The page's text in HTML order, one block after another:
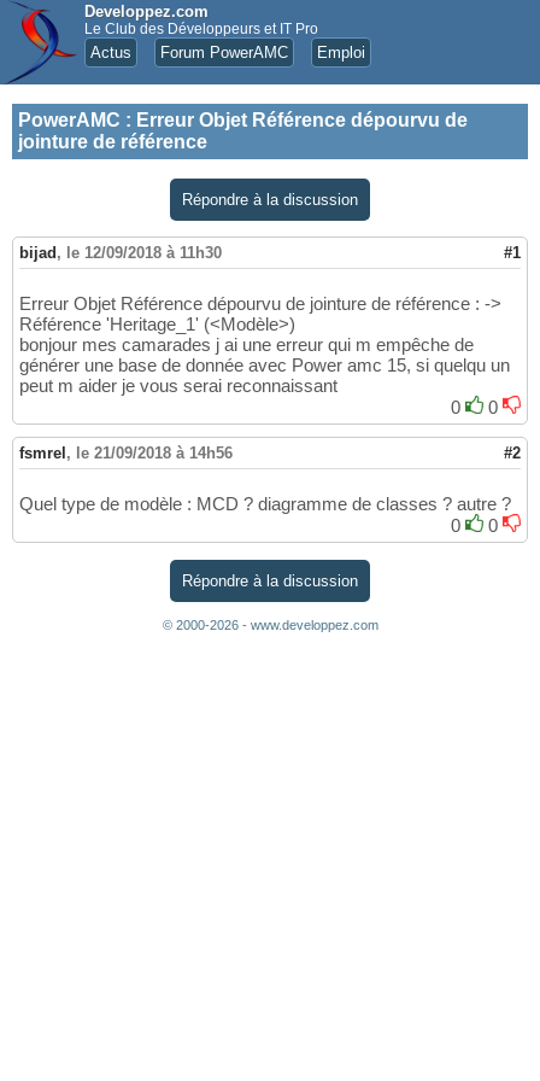
Developpez.com
Le Club des Développeurs et IT Pro
Actus Forum PowerAMC Emploi
PowerAMC : Erreur Objet Référence dépourvu de
jointure de référence
Répondre à la discussion
bijad , le 12/09/2018 à 11h30 #1
Erreur Objet Référence dépourvu de jointure de référence : ->
Référence 'Heritage_1' (<Modèle>)
bonjour mes camarades j ai une erreur qui m empêche de
générer une base de donnée avec Power amc 15, si quelqu un
peut m aider je vous serai reconnaissant
0
0
fsmrel , le 21/09/2018 à 14h56 #2
Quel type de modèle : MCD ? diagramme de classes ? autre ?
0
0
Répondre à la discussion
© 2000-2026 - www.developpez.com